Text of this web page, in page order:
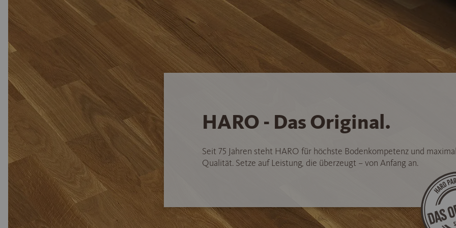
HARO - Das Original.
Seit 75 Jahren steht HARO für höchste Bodenkompetenz und
Qualität. Setze auf Leistung, die überzeugt – von Anfang an.